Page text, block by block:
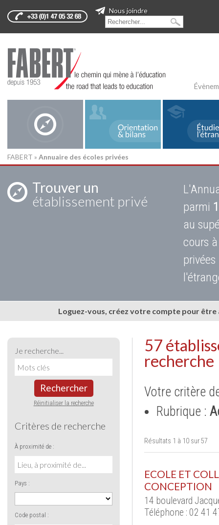
Nous joindre
FABERT » Annuaire des écoles privées
Trouver un
établissement privé
parmi
au
cours
Loguez-vous, créez votre compte pour
Je recherche...
Rechercher
Réinitialiser la recherche
Critères de recherche
À proximité de :
Pays :
Code postal :
57
recherche
Votre critère
Rubrique :
Résultats 1 à 10 sur 57
ECOLE ET
CONCEPTION
14 boulevard
Téléphone : 02 41